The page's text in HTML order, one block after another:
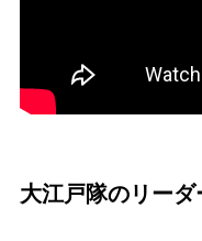
大江戸隊のリー